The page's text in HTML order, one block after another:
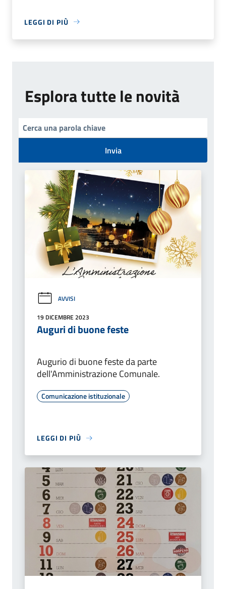
LEGGI DI PIÙ
Esplora tutte le novità
Invia
AVVISI
19 DICEMBRE 2023
Auguri di buone feste
Augurio di buone feste da parte
dell'Amministrazione Comunale.
Comunicazione istituzionale
LEGGI DI PIÙ